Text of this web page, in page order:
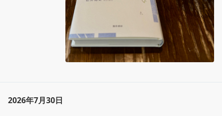
2026年7月30日